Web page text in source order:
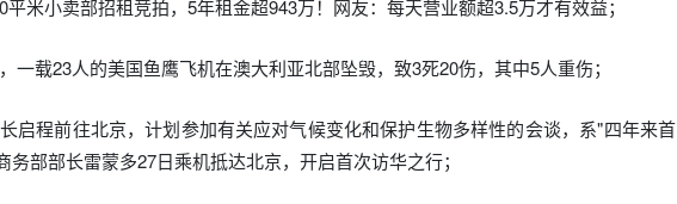
米小卖部招租竞拍，5年租金超943万！网友：每天营业额超3.5万才有效益；
一载23人的美国鱼鹰飞机在澳大利亚北部坠毁，致3死20伤，其中5人重伤；
启程前往北京，计划参加有关应对气候变化和保护生物多样性的会谈，系"四年来首
部部长雷蒙多27日乘机抵达北京，开启首次访华之行；